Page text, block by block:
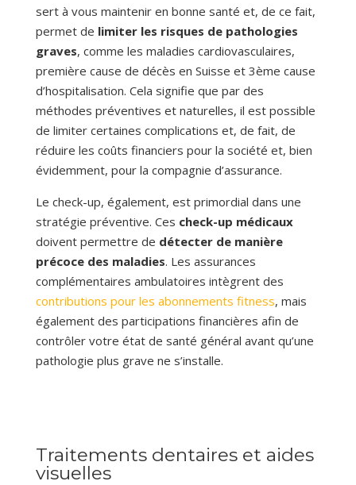
sert à vous maintenir en bonne santé et, de ce fait,
permet de limiter les risques de pathologies
graves, comme les maladies cardiovasculaires,
première cause de décès en Suisse et 3ème cause
d’hospitalisation. Cela signifie que par des
méthodes préventives et naturelles, il est possible
de limiter certaines complications et, de fait, de
réduire les coûts financiers pour la société et, bien
évidemment, pour la compagnie d’assurance.
Le check-up, également, est primordial dans une
stratégie préventive. Ces check-up médicaux
doivent permettre de détecter de manière
précoce des maladies. Les assurances
complémentaires ambulatoires intègrent des
contributions pour les abonnements fitness, mais
également des participations financières afin de
contrôler votre état de santé général avant qu’une
pathologie plus grave ne s’installe.
Traitements dentaires et aides
visuelles